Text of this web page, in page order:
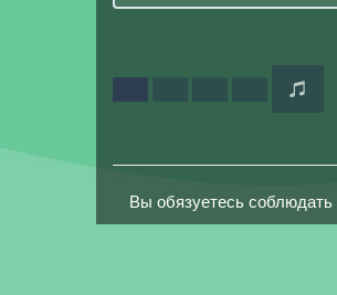
Вы обязуетесь соблюдать